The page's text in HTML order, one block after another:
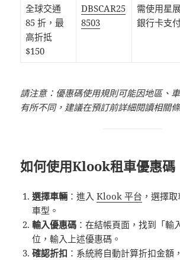
全球交通
85 折，最
高折抵
$150
DBSCAR25
8503
需使用星
銀行卡支
請注意：優惠碼使用規則可能因地區、
有所不同，建議在預訂前詳細閱讀相關
如何使用Klook租車優惠碼
選擇車輛 ：​進入Klook 平台 ，選擇
車型。​
輸入優惠碼 ：​在結帳頁面，找到「輸
位，輸入上述優惠碼。​
確認折扣 ：​系統將自動計算折扣金額